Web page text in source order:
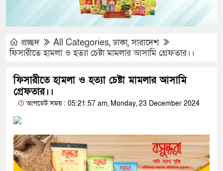
প্রচ্ছদ All Categories,ঢাকা,সারাদেশ
ফিসারীতে হামলা ও হত্যা চেষ্টা মামলার আসামি গ্রেফতার।।
ফিসারীতে হামলা ও হত্যা চেষ্টা মামলার আসামি
গ্রেফতার।।
আপডেট সময় : 05:21:57 am, Monday, 23 December 2024